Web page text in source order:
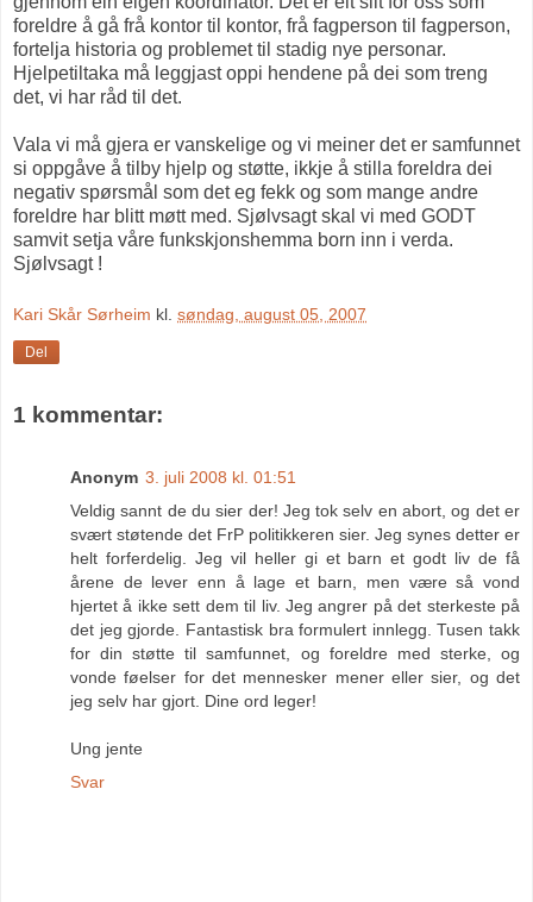
foreldre å gå frå kontor til kontor, frå fagperson til fagperson,
fortelja historia og problemet til stadig nye personar.
Hjelpetiltaka må leggjast oppi hendene på dei som treng
det, vi har råd til det.
Vala vi må gjera er vanskelige og vi meiner det er samfunnet
si oppgåve å tilby hjelp og støtte, ikkje å stilla foreldra dei
negativ spørsmål som det eg fekk og som mange andre
foreldre har blitt møtt med. Sjølvsagt skal vi med GODT
samvit setja våre funkskjonshemma born inn i verda.
Sjølvsagt !
Kari Skår Sørheim kl. søndag, august 05, 2007
Del
1 kommentar:
Anonym 3. juli 2008 kl. 01:51
Veldig sannt de du sier der! Jeg tok selv en abort, og det er
svært støtende det FrP politikkeren sier. Jeg synes detter er
helt forferdelig. Jeg vil heller gi et barn et godt liv de få
årene de lever enn å lage et barn, men være så vond
hjertet å ikke sett dem til liv. Jeg angrer på det sterkeste på
det jeg gjorde. Fantastisk bra formulert innlegg. Tusen takk
for din støtte til samfunnet, og foreldre med sterke, og
vonde føelser for det mennesker mener eller sier, og det
jeg selv har gjort. Dine ord leger!
Ung jente
Svar